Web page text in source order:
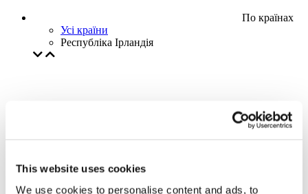
This website uses cookies
We use cookies to personalise content and ads, to
По країнах
Усі країни
Республіка Ірландія